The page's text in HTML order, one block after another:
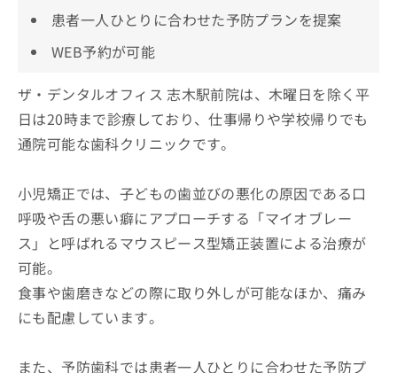
患者一人ひとりに合わせた予防プランを提案
WEB予約が可能
ザ・デンタルオフィス 志木駅前院は、木曜日を除く平
日は20時まで診療しており、仕事帰りや学校帰りでも
通院可能な歯科クリニックです。
小児矯正では、子どもの歯並びの悪化の原因である口
呼吸や舌の悪い癖にアプローチする「マイオブレー
ス」と呼ばれるマウスピース型矯正装置による治療が
可能。
食事や歯磨きなどの際に取り外しが可能なほか、痛み
にも配慮しています。
また、予防歯科では患者一人ひとりに合わせた予防プ